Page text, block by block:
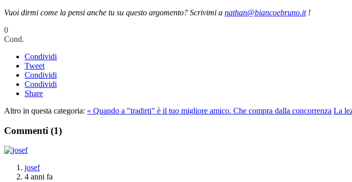
Vuoi dirmi come la pensi anche tu su questo argomento? Scrivimi a nathan@biancoebruno.it!
0
Cond.
Condividi
Tweet
Condividi
Condividi
Share
Altro in questa categoria: « Quando a "tradirti" è il tuo migliore amico. Che compra dalla concorrenza La
Commenti (1)
josef
4 anni fa